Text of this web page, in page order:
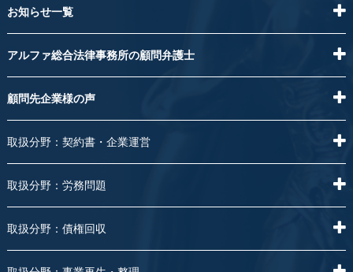
お知らせ一覧
アルファ総合法律事務所の顧問弁護士
顧問先企業様の声
取扱分野：契約書・企業運営
取扱分野：労務問題
取扱分野：債権回収